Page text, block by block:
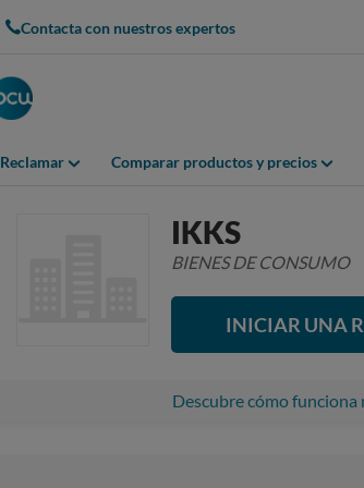
Contacta con nuestros expertos
Reclamar Comparar productos y precios
IKKS
BIENES DE CONSUMO
INICIAR UNA
Descubre cómo